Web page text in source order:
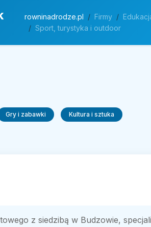
rowninadrodze.pl Firmy
Sport, turystyka i outdoor
Gry i zabawki Kultura i sztuka
z siedzibą w Budzowie,